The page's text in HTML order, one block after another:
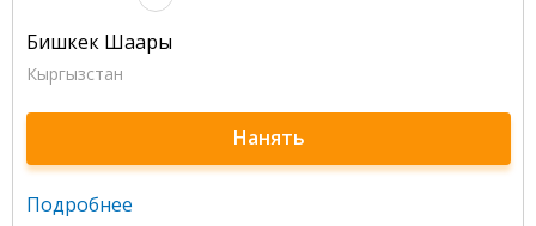
Бишкек Шаары
Кыргызстан
Нанять
Подробнее